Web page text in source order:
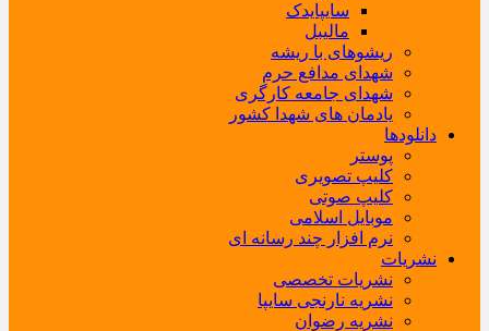
سایپایدک
مالیبل
ریشوهای با ریشه
شهدای مدافع حرم
شهدای جامعه کارگری
یادمان های شهدا کشور
دانلودها
پوستر
کلیپ تصویری
کلیپ صوتی
موبایل اسلامی
نرم افزار چند رسانه ای
نشریات
نشریات تخصصی
نشریه نارنجی سایپا
نشریه رضوان